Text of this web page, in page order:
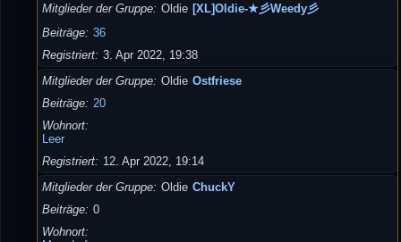
Mitglieder der Gruppe
Oldie [XL]Oldie-★彡Weedy彡
Beiträge
36
Registriert
3. Apr 2022, 19:38
Mitglieder der Gruppe
Oldie Ostfriese
Beiträge
20
Wohnort
Leer
Registriert
12. Apr 2022, 19:14
Mitglieder der Gruppe
Oldie ChuckY
Beiträge
0
Wohnort